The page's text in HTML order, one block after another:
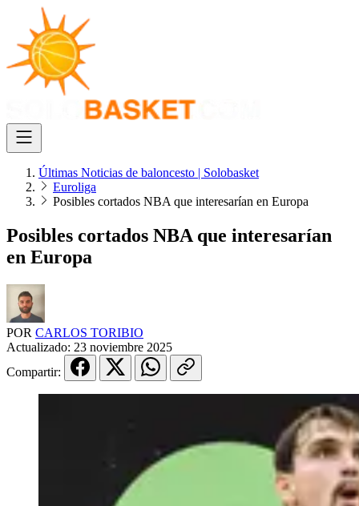
Últimas Noticias de baloncesto | Solobasket
Euroliga
Posibles cortados NBA que interesarían en Europa
Posibles cortados NBA que interesarían
en Europa
POR CARLOS TORIBIO
Actualizado: 23 noviembre 2025
Compartir: